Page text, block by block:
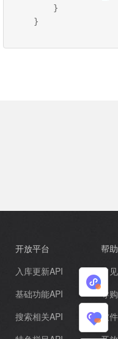
程
我
}
}
开放平台
入库更新API
基础功能API
搜索相关API
帮
常
导
软